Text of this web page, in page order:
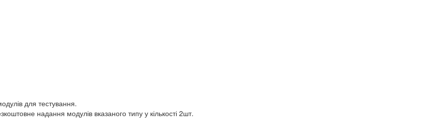
для тестування.
надання модулів вказаного типу у кількості 2шт.